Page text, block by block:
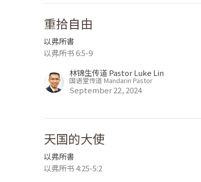
重拾自由
以弗所書
以弗所书 6:5-9
林锦生传道 Pastor Luke Lin
国语堂传道 Mandarin Pastor
September 22, 2024
天国的大使
以弗所書
以弗所书 4:25-5:2